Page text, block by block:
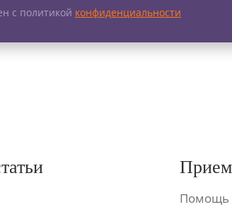
с политикой конфиденциальности
Помощь